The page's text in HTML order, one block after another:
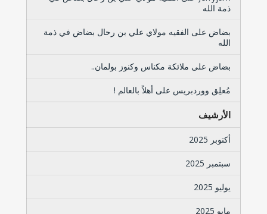
ذمة الله
بضاض على الفقيه مولاي علي بن رحال بضاض في ذمة
الله
بضاض على ملائكة مكناس وكنوز بولمان..
مُعلِق ووردبريس على أهلاً بالعالم !
الأرشيف
أكتوبر 2025
سبتمبر 2025
يوليو 2025
مايو 2025